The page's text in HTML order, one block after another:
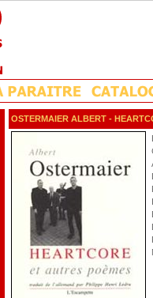
OSTERMAIER ALBERT -